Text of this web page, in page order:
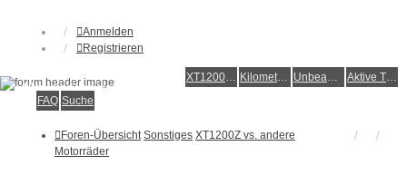
Anmelden
Registrieren
XT1200Z-Wiki Kilometerstatistik Unbeantwortete Themen Aktive Themen
Alles rund um die Yamaha XT1200Z Super Ténéré
FAQ Suche
Foren-Übersicht Sonstiges XT1200Z vs. andere
Motorräder